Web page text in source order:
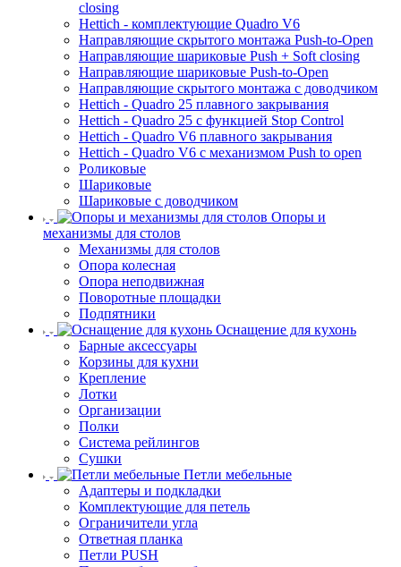
closing
Hettich - комплектующие Quadro V6
Направляющие скрытого монтажа Push-to-Open
Направляющие шариковые Push + Soft closing
Направляющие шариковые Push-to-Open
Направляющие скрытого монтажа с доводчиком
Hettich - Quadro 25 плавного закрывания
Hettich - Quadro 25 с функцией Stop Control
Hettich - Quadro V6 плавного закрывания
Hettich - Quadro V6 с механизмом Push to open
Роликовые
Шариковые
Шариковые с доводчиком
Опоры и
механизмы для столов
Механизмы для столов
Опора колесная
Опора неподвижная
Поворотные площадки
Подпятники
Оснащение для кухонь
Барные аксессуары
Корзины для кухни
Крепление
Лотки
Организации
Полки
Система рейлингов
Сушки
Петли мебельные
Адаптеры и подкладки
Комплектующие для петель
Ограничители угла
Ответная планка
Петли PUSH